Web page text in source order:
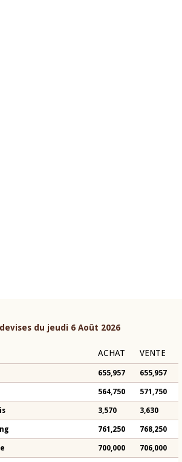
du jeudi 6 Août 2026
ACHAT VENTE
655,957 655,957
564,750 571,750
3,570 3,630
761,250 768,250
700,000 706,000